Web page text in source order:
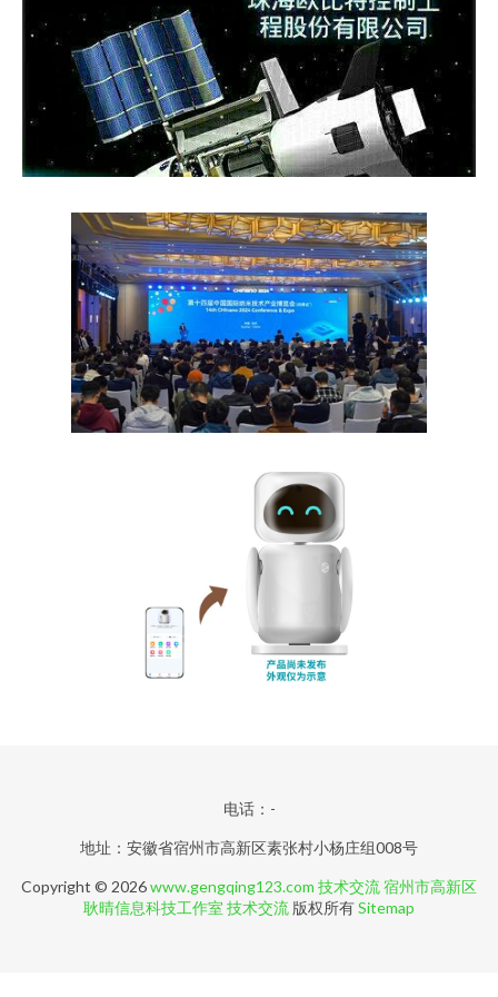
电话：-
地址：安徽省宿州市高新区素张村小杨庄组008号
Copyright © 2026www.gengqing123.com 技术交流宿州市高新区
耿晴信息科技工作室 技术交流 版权所有Sitemap